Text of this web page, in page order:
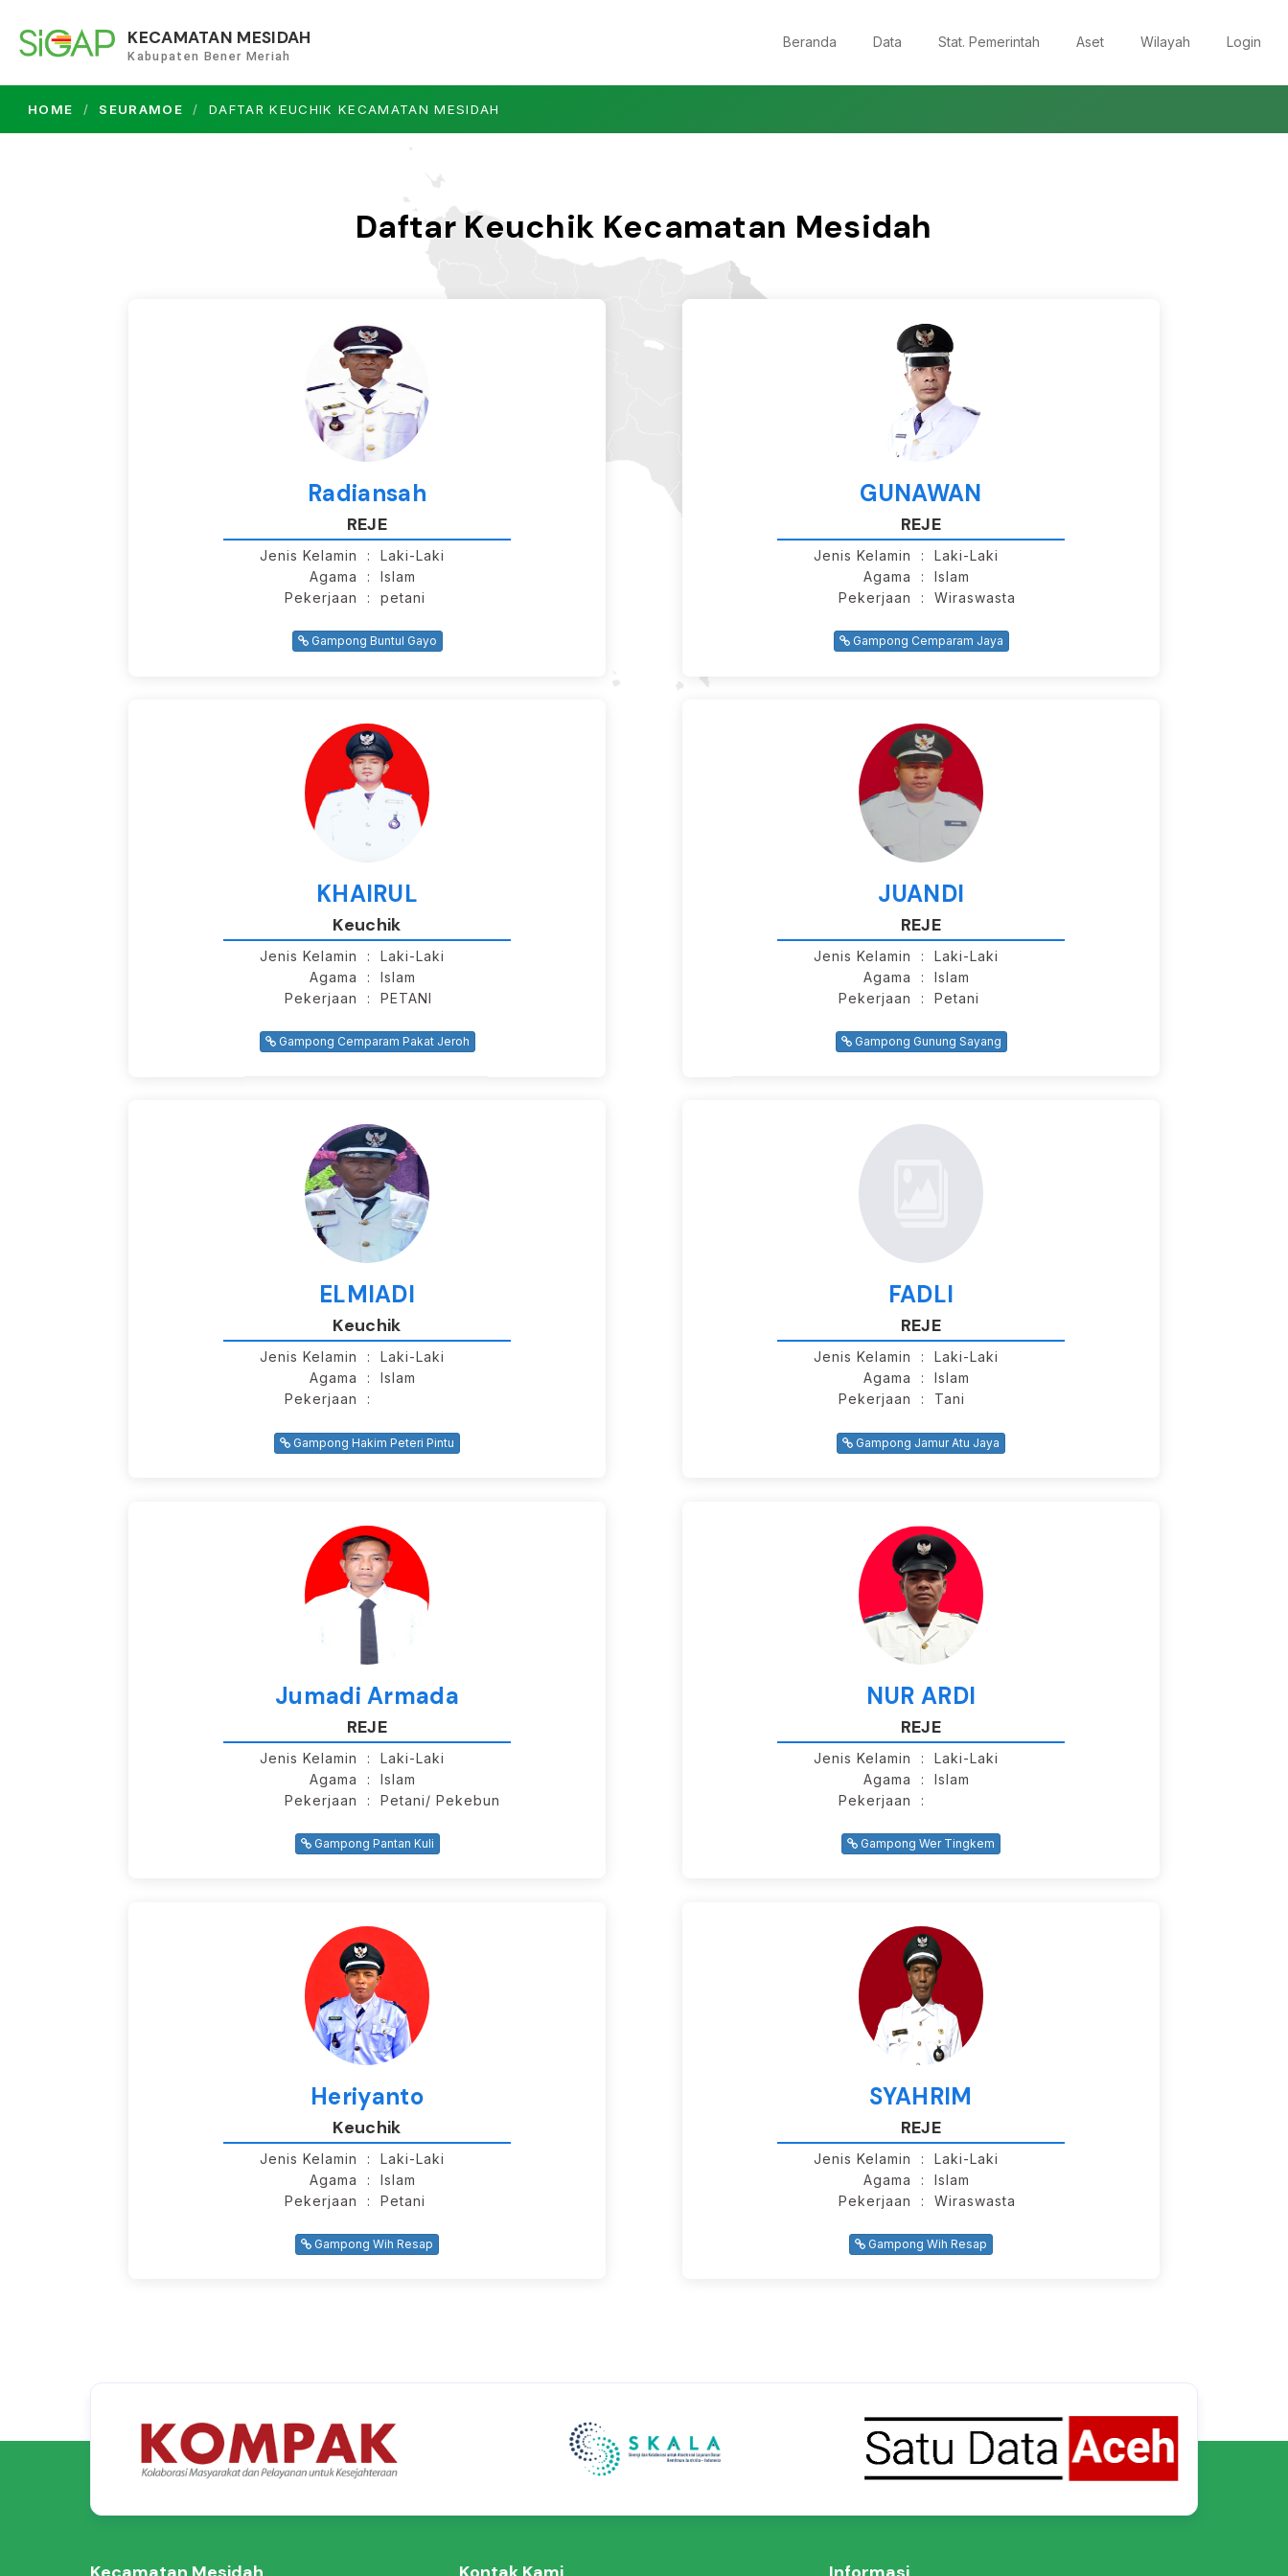
KECAMATAN MESIDAH
Kabupaten Bener Meriah
Beranda Data Stat. Pemerintah Aset Wilayah Login
HOME SEURAMOE DAFTAR KEUCHIK KECAMATAN MESIDAH
Daftar Keuchik Kecamatan Mesidah
Radiansah
REJE
Jenis Kelamin : Laki-Laki
Agama : Islam
Pekerjaan : petani
Gampong Buntul Gayo
GUNAWAN
REJE
Jenis Kelamin : Laki-Laki
Agama : Islam
Pekerjaan : Wiraswasta
Gampong Cemparam Jaya
KHAIRUL
Keuchik
Jenis Kelamin : Laki-Laki
Agama : Islam
Pekerjaan : PETANI
Gampong Cemparam Pakat Jeroh
JUANDI
REJE
Jenis Kelamin : Laki-Laki
Agama : Islam
Pekerjaan : Petani
Gampong Gunung Sayang
ELMIADI
Keuchik
Jenis Kelamin : Laki-Laki
Agama : Islam
Pekerjaan :
Gampong Hakim Peteri Pintu
FADLI
REJE
Jenis Kelamin : Laki-Laki
Agama : Islam
Pekerjaan : Tani
Gampong Jamur Atu Jaya
Jumadi Armada
REJE
Jenis Kelamin : Laki-Laki
Agama : Islam
Pekerjaan : Petani/ Pekebun
Gampong Pantan Kuli
NUR ARDI
REJE
Jenis Kelamin : Laki-Laki
Agama : Islam
Pekerjaan :
Gampong Wer Tingkem
Heriyanto
Keuchik
Jenis Kelamin : Laki-Laki
Agama : Islam
Pekerjaan : Petani
Gampong Wih Resap
SYAHRIM
REJE
Jenis Kelamin : Laki-Laki
Agama : Islam
Pekerjaan : Wiraswasta
Gampong Wih Resap